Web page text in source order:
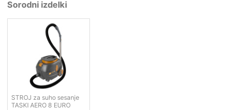
Sorodni izdelki
STROJ za suho sesanje
TASKI AERO 8 EURO